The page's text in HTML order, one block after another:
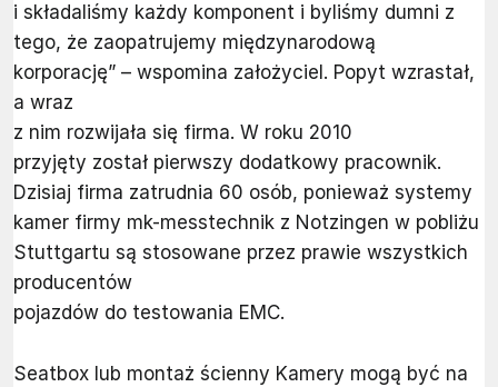
i składaliśmy każdy komponent i byliśmy dumni z
tego, że zaopatrujemy międzynarodową
korporację” – wspomina założyciel. Popyt wzrastał,
a wraz
z nim rozwijała się firma. W roku 2010
przyjęty został pierwszy dodatkowy pracownik.
Dzisiaj firma zatrudnia 60 osób, ponieważ systemy
kamer firmy mk-messtechnik z Notzingen w pobliżu
Stuttgartu są stosowane przez prawie wszystkich
producentów
pojazdów do testowania EMC.
Seatbox lub montaż ścienny Kamery mogą być na